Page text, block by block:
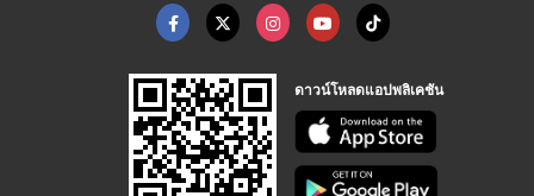
ดาวน์โหลดแอปพลิเคชัน